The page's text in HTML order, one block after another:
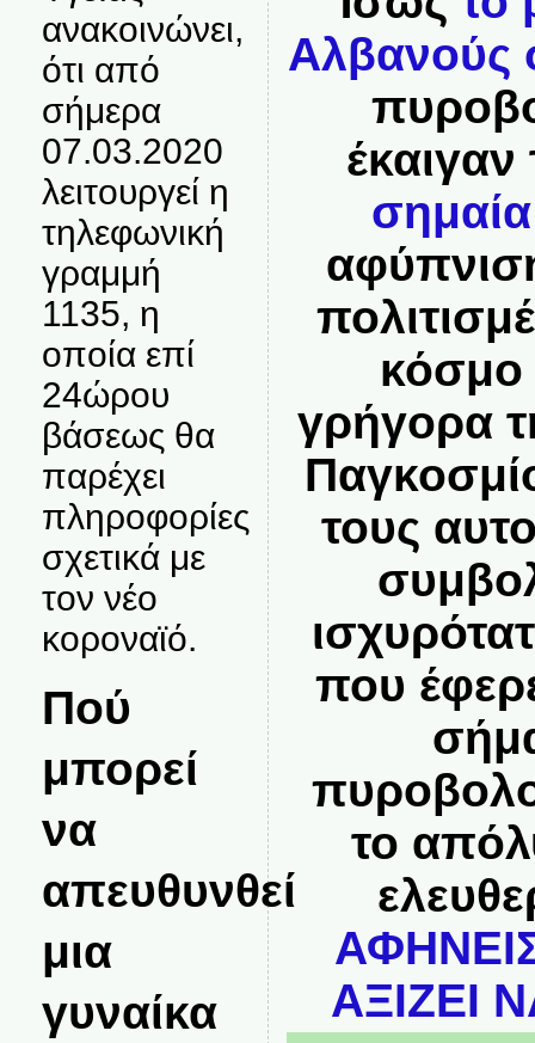
ανακοινώνει,
ότι από
σήμερα
07.03.2020
λειτουργεί η
τηλεφωνική
γραμμή
1135, η
οποία επί
24ώρου
βάσεως θα
παρέχει
πληροφορίες
σχετικά με
τον νέο
κοροναϊό.
Πού
μπορεί
να
απευθυνθεί
μια
γυναίκα
Αλβανούς
έκαιγαν
σημαία
κόσμο
γρήγορα
τους
που
το
ΑΞΙΖΕΙ